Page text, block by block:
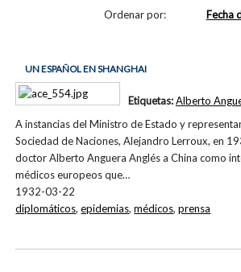
Ordenar por: Fecha
UN ESPAÑOL EN SHANGHAI
A instancias del Ministro de Estado y
Sociedad de Naciones, Alejandro Lerroux, en
doctor Alberto Anguera Anglés a China como
médicos europeos que…
1932-03-22
Etiquetas:Alberto
diplomáticos,epidemias,médicos,prensa